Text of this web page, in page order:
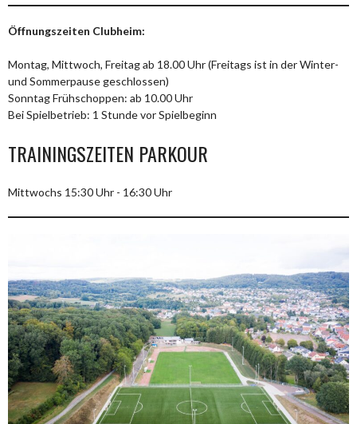
Öffnungszeiten Clubheim:
Montag, Mittwoch, Freitag ab 18.00 Uhr (Freitags ist in der Winter-
und Sommerpause geschlossen)
Sonntag Frühschoppen: ab 10.00 Uhr
Bei Spielbetrieb: 1 Stunde vor Spielbeginn
TRAININGSZEITEN PARKOUR
Mittwochs 15:30 Uhr - 16:30 Uhr